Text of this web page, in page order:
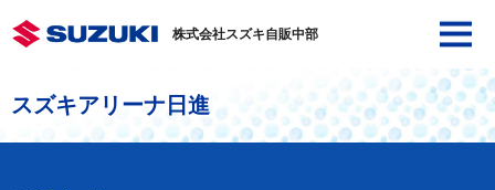
株式会社スズキ自販中部
スズキアリーナ日進